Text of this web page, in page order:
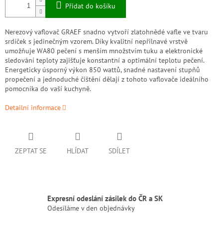
Přidat do košíku
Nerezový vaflovač GRAEF snadno vytvoří zlatohnědé vafle ve tvaru
srdíček s jedinečným vzorem. Díky kvalitní nepřilnavé vrstvě
umožňuje WA80 pečení s menším množstvím tuku a elektronické
sledování teploty zajišťuje konstantní a optimální teplotu pečení.
Energeticky úsporný výkon 850 wattů, snadné nastavení stupňů
propečení a jednoduché čištění dělají z tohoto vaflovače ideálního
pomocníka do vaší kuchyně.
Detailní informace
ZEPTAT SE HLÍDAT SDÍLET
Expresní odeslání zásilek do ČR a SK
Odesíláme v den objednávky